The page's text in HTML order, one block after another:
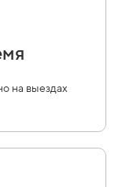
на выездах